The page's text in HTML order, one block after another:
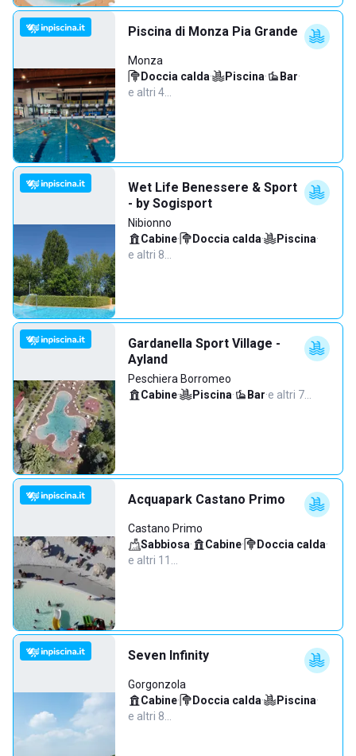
Piscina di Monza Pia Grande
Monza
Doccia calda· Piscina· Bar·
e altri 4…
Wet Life Benessere & Sport
- by Sogisport
Nibionno
Cabine· Doccia calda· Piscina·
e altri 8…
Gardanella Sport Village -
Ayland
Peschiera Borromeo
Cabine· Piscina· Bar·e altri 7…
Acquapark Castano Primo
Castano Primo
Sabbiosa· Cabine· Doccia calda·
e altri 11…
Seven Infinity
Gorgonzola
Cabine· Doccia calda· Piscina·
e altri 8…